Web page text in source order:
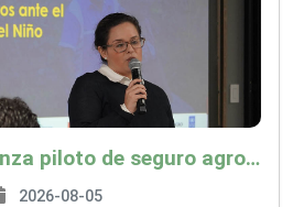
Minagricultura lanza piloto de seguro agropecuario por $9.625 millones para proteger a más de 14.000 pequeños productores contra riesgos del Fenómeno de El Niño
2026-08-05